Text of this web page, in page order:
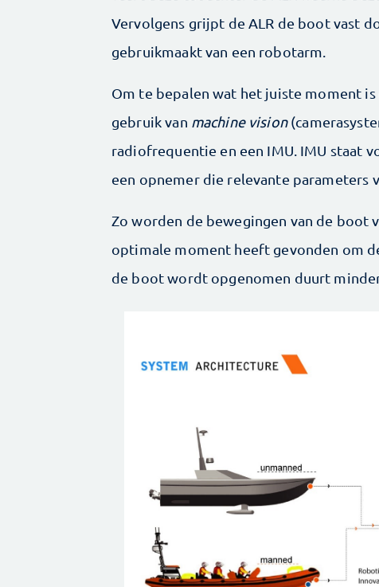
Vervolgens grijpt de ALR de boot vast
gebruikmaakt van een robotarm.
Om te bepalen wat het juiste moment
gebruik van machine vision
radiofrequentie en een IMU. IMU staat
een opnemer die relevante parameters
Zo worden de bewegingen van de
optimale moment heeft gevonden om
de boot wordt opgenomen duurt minder